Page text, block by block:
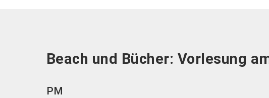
Beach und Bücher: Vorlesung
PM